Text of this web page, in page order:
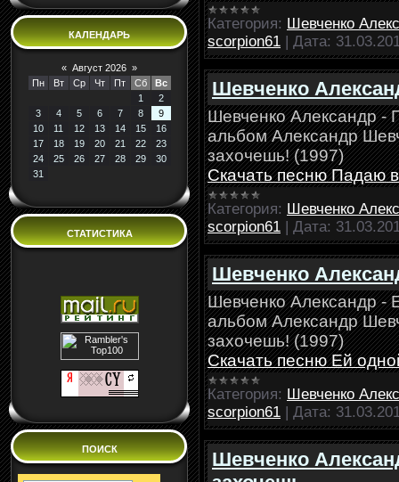
КАЛЕНДАРЬ
« Август 2026 »
Пн
Вт Ср Чт Пт Сб
Вс
1
2
3
4 5 6 7 8
9
10
11 12 13 14 15
16
17
18 19 20 21 22
23
24
25 26 27 28 29
30
31
СТАТИСТИКА
ПОИСК
Категория: Шевченко
scorpion61 | Дата:
Шевченко
Шевченко Александр -
альбом Александр
захочешь! (1997)
Скачать песню Падаю
Категория: Шевченко
scorpion61 | Дата:
Шевченко
Шевченко Александр -
альбом Александр
захочешь! (1997)
Скачать песню Ей
Категория: Шевченко
scorpion61 | Дата:
Шевченко